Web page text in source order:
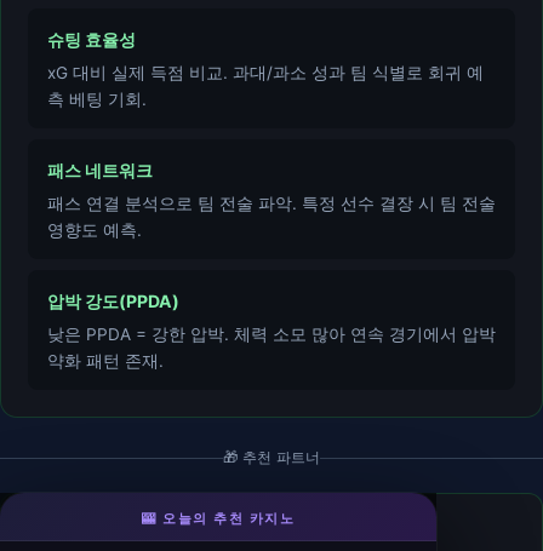
슈팅 효율성
xG 대비 실제 득점 비교. 과대/과소 성과 팀 식별로 회귀 예
측 베팅 기회.
패스 네트워크
패스 연결 분석으로 팀 전술 파악. 특정 선수 결장 시 팀 전술
영향도 예측.
압박 강도(PPDA)
낮은 PPDA = 강한 압박. 체력 소모 많아 연속 경기에서 압박
약화 패턴 존재.
🎁 추천 파트너
🎰 오늘의 추천 카지노